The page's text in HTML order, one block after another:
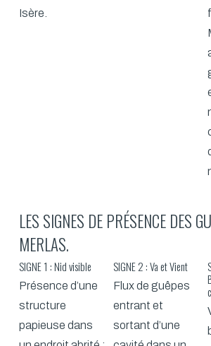
Isère.
LES SIGNES DE PRÉSENCE DES
MERLAS.
SIGNE 1 : Nid visible
Présence d’une
structure
papieuse dans
SIGNE 2 : Va et Vient
Flux de guêpes
entrant et
sortant d’une